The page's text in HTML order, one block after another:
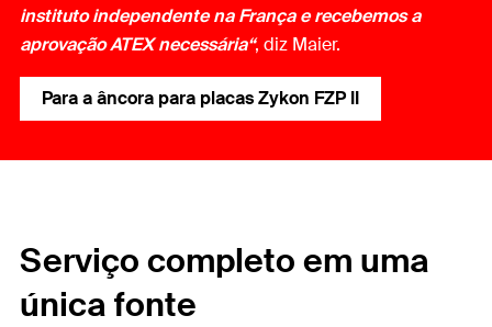
instituto independente na França e recebemos a
aprovação ATEX necessária“, diz Maier.
Para a âncora para placas Zykon FZP II
Serviço completo em uma
única fonte